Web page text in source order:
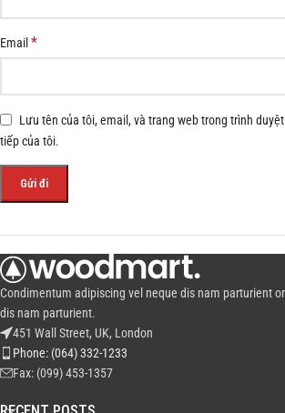
Email*
Lưu tên của tôi, email, và trang web trong trình
tiếp của tôi.
Condimentum adipiscing vel neque dis nam parturient
dis nam parturient.
451 Wall Street, UK, London
Phone: (064) 332-1233
Fax: (099) 453-1357